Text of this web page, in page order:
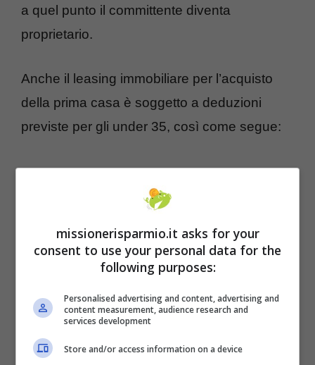
a quel punto il committente diventa
proprietario.
Anche il leasing immobiliare per l’acquisto
della prima casa è soggetto a deduzioni
previste per gli under 35, così come segue:
detraibilità del 19% dei canoni di
missionerisparmio.it asks for your
consent to use your personal data for the
following purposes:
Personalised advertising and content, advertising and
content measurement, audience research and
services development
Store and/or access information on a device